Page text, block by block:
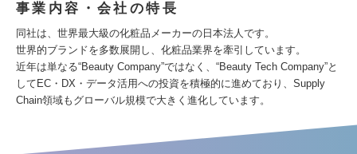
事業内容・会社の特長
同社は、世界最大級の化粧品メーカーの日本法人です。
世界的ブランドを多数展開し、化粧品業界を牽引しています。
近年は単なる“Beauty Company”ではなく、“Beauty Tech Company”と
してEC・DX・データ活用への投資を積極的に進めており、Supply
Chain領域もグローバル規模で大きく進化しています。